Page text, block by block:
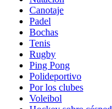
Canotaje
Padel
Bochas
Tenis
Rugby
Ping Pong
Polideportivo
Por los clubes
Voleibol